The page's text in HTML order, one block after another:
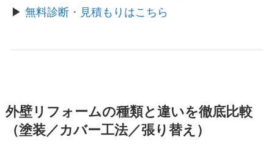
▶ 無料診断・見積もりはこちら
外壁リフォームの種類と違いを徹底比較
（塗装／カバー工法／張り替え）